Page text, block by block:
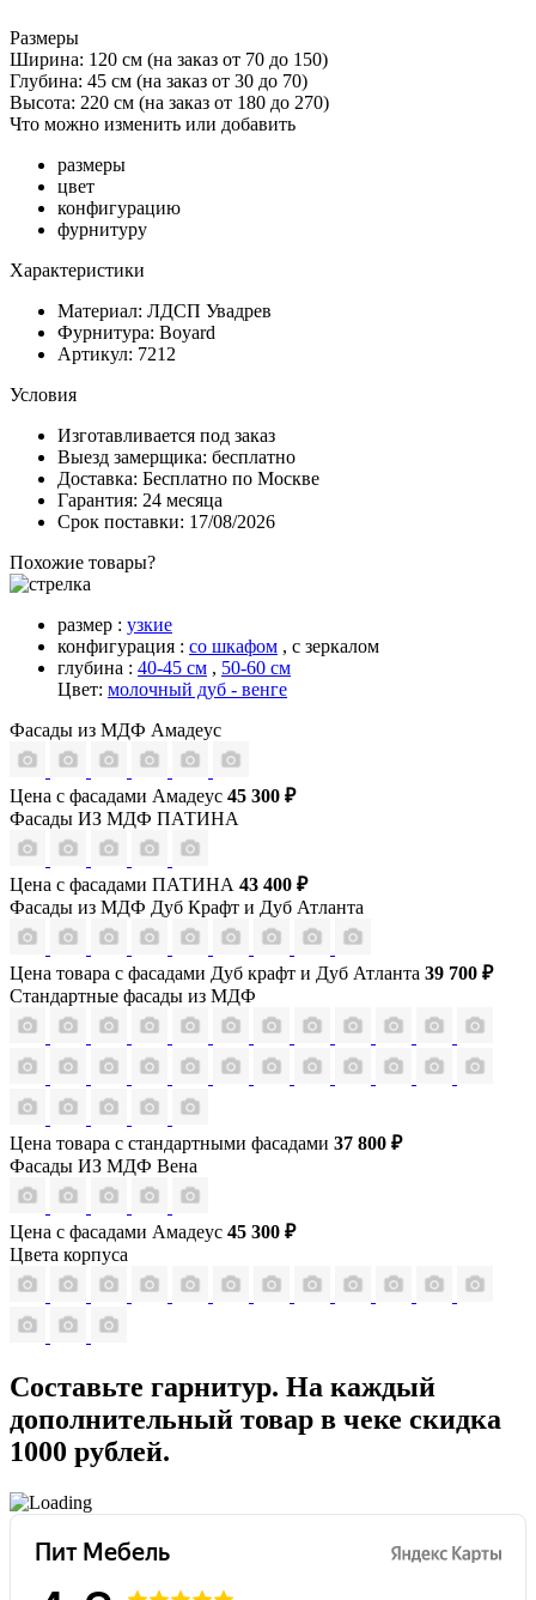
Размеры
Ширина: 120 см (на заказ от 70 до 150)
Глубина: 45 см (на заказ от 30 до 70)
Высота: 220 см (на заказ от 180 до 270)
Что можно изменить или добавить
размеры
цвет
конфигурацию
фурнитуру
Характеристики
Материал: ЛДСП Увадрев
Фурнитура: Boyard
Артикул: 7212
Условия
Изготавливается под заказ
Выезд замерщика: бесплатно
Доставка: Бесплатно по Москве
Гарантия: 24 месяца
Срок поставки: 17/08/2026
Похожие товары?
размер : узкие
конфигурация : со шкафом , с зеркалом
глубина : 40-45 см , 50-60 см
Цвет: молочный дуб - венге
Фасады из МДФ Амадеус
Цена с фасадами Амадеус 45 300 ₽
Фасады ИЗ МДФ ПАТИНА
Цена с фасадами ПАТИНА 43 400 ₽
Фасады из МДФ Дуб Крафт и Дуб Атланта
Цена товара с фасадами Дуб крафт и Дуб Атланта 39 700 ₽
Стандартные фасады из МДФ
Цена товара с стандартными фасадами 37 800 ₽
Фасады ИЗ МДФ Вена
Цена с фасадами Амадеус 45 300 ₽
Цвета корпуса
Составьте гарнитур. На каждый
дополнительный товар в чеке скидка
1000 рублей.